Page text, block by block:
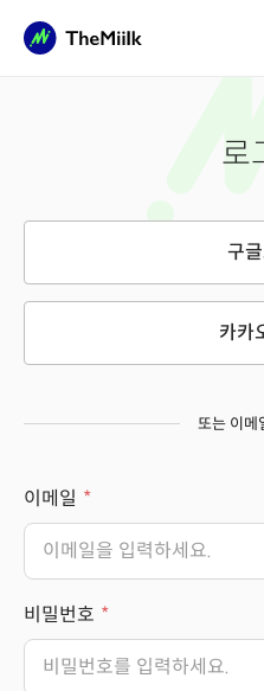
로
구
카카
또는 이메
이메일
비밀번호